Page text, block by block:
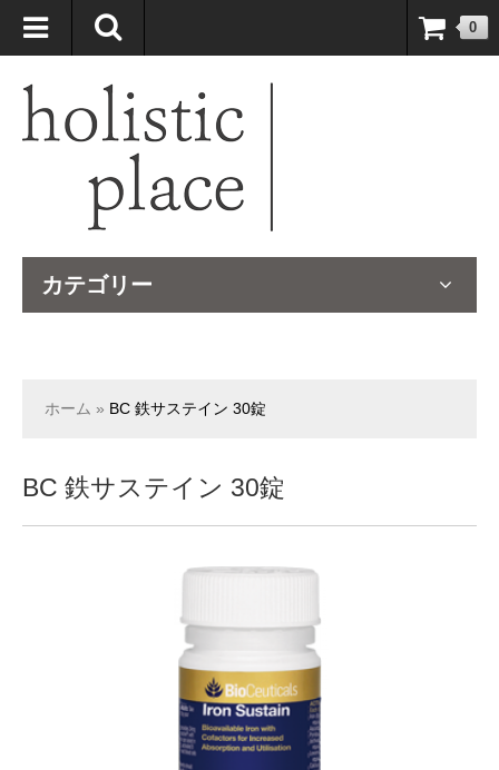
自然療法大国のオーストラリアより、臨床経験＆知識の豊富なナチュ
ロパスが厳選したサプリメントや ナチュラルグッズをお届けします！
0
カテゴリー
ホーム » BC 鉄サステイン 30錠
BC 鉄サステイン 30錠